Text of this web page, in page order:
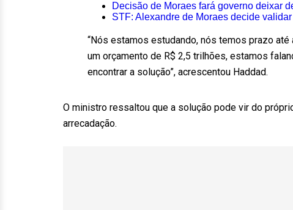
Decisão de Moraes fará governo deixar
STF: Alexandre de Moraes decide
“Nós estamos estudando, nós temos prazo
um orçamento de R$ 2,5 trilhões, estamos
encontrar a solução”, acrescentou Haddad.
O ministro ressaltou que a solução pode vir do
arrecadação.